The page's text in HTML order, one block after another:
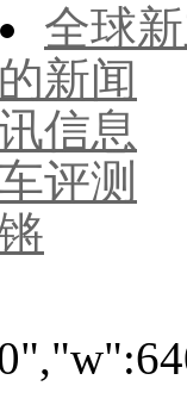
全球
新闻
信息
评测